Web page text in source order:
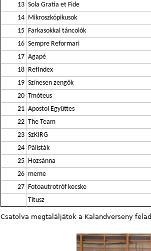
13 Sola Gratia et Fide
14 Mikroszkópikusok
15 Farkasokkal táncolók
16 Sempre Reformari
17 Agapé
18 RefIndex
19 Színesen zengők
20 Tmóteus
21 Apostol Együttes
22 The Team
23 SzKIRG
24 Pálisták
25 Hozsánna
26 meme
27 Fotoautrotróf kecske
Titusz
Csatolva megtaláljátok a Kalandverseny